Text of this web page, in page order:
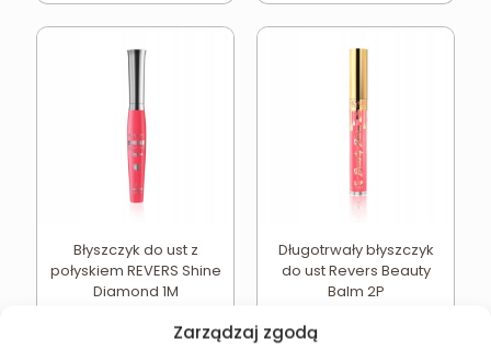
Zarządzaj zgodą
Błyszczyk do ust z
połyskiem REVERS Shine
Diamond 1M
Długotrwały błyszczyk
do ust Revers Beauty
Balm 2P